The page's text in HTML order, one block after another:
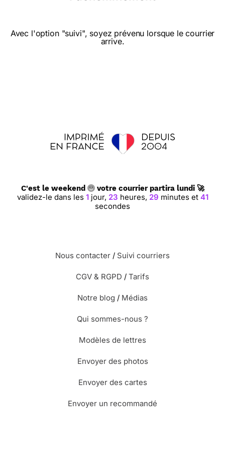
⭐⭐⭐⭐⭐ le 12/05/20 : Envoyé à ma
⭐⭐⭐⭐⭐ le 19/03/20 : Parfait tres bien pour
occuper les enfants durant cette periode
nefaste du virus
⭐⭐⭐⭐⭐ le 14/11/19 : Envoi hyper
⭐⭐⭐⭐⭐ le 26/05/19 : Je l'adore
Avec l'option "suivi", soyez prévenu lorsque le courrier
arrive.
C'est le weekend votre courrier partira lundi 🚀
validez-le dans les 1jour, 23heures, 29minutes et 40
secondes
Nous contacter / Suivi courriers
CGV & RGPD / Tarifs
Notre blog / Médias
Qui sommes-nous ?
Modèles de lettres
Envoyer des photos
Envoyer des cartes
Envoyer un recommandé